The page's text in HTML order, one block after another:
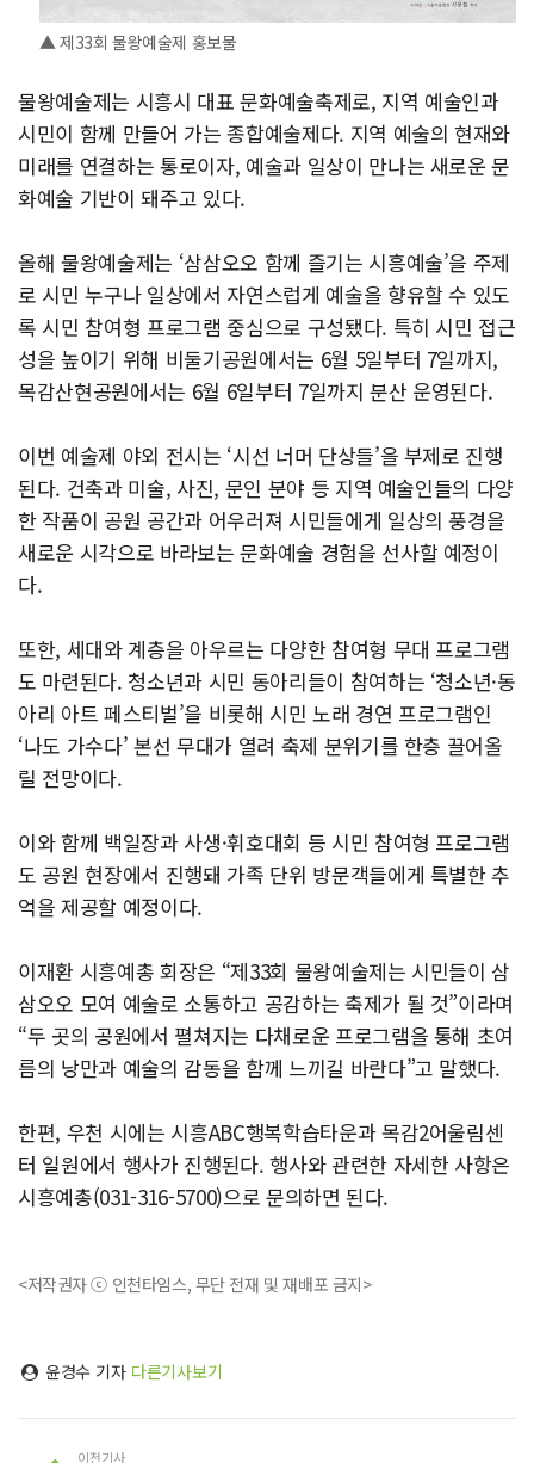
▲ 제33회 물왕예술제 홍보물
물왕예술제는 시흥시 대표 문화예술축제로, 지역 예술인과
시민이 함께 만들어 가는 종합예술제다. 지역 예술의 현재와
미래를 연결하는 통로이자, 예술과 일상이 만나는 새로운 문
화예술 기반이 돼주고 있다.
올해 물왕예술제는 ‘삼삼오오 함께 즐기는 시흥예술’을 주제
로 시민 누구나 일상에서 자연스럽게 예술을 향유할 수 있도
록 시민 참여형 프로그램 중심으로 구성됐다. 특히 시민 접근
성을 높이기 위해 비둘기공원에서는 6월 5일부터 7일까지,
목감산현공원에서는 6월 6일부터 7일까지 분산 운영된다.
이번 예술제 야외 전시는 ‘시선 너머 단상들’을 부제로 진행
된다. 건축과 미술, 사진, 문인 분야 등 지역 예술인들의 다양
한 작품이 공원 공간과 어우러져 시민들에게 일상의 풍경을
새로운 시각으로 바라보는 문화예술 경험을 선사할 예정이
다.
또한, 세대와 계층을 아우르는 다양한 참여형 무대 프로그램
도 마련된다. 청소년과 시민 동아리들이 참여하는 ‘청소년·동
아리 아트 페스티벌’을 비롯해 시민 노래 경연 프로그램인
‘나도 가수다’ 본선 무대가 열려 축제 분위기를 한층 끌어올
릴 전망이다.
이와 함께 백일장과 사생·휘호대회 등 시민 참여형 프로그램
도 공원 현장에서 진행돼 가족 단위 방문객들에게 특별한 추
억을 제공할 예정이다.
이재환 시흥예총 회장은 “제33회 물왕예술제는 시민들이 삼
삼오오 모여 예술로 소통하고 공감하는 축제가 될 것”이라며
“두 곳의 공원에서 펼쳐지는 다채로운 프로그램을 통해 초여
름의 낭만과 예술의 감동을 함께 느끼길 바란다”고 말했다.
한편, 우천 시에는 시흥ABC행복학습타운과 목감2어울림센
터 일원에서 행사가 진행된다. 행사와 관련한 자세한 사항은
시흥예총(031-316-5700)으로 문의하면 된다.
<저작권자 ⓒ 인천타임스, 무단 전재 및 재배포 금지>
윤경수 기자 다른기사보기
이전기사